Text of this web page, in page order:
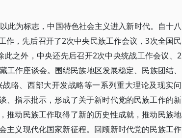
此为标志，中国特色社会主义进入新时代。自十八
作，先后召开了2次中央民族工作会议，3次全国民
之外，中央还先后召开2次中央统战工作会议、2
作座谈会。围绕民族地区发展稳定、民族团结、
略、西部大开发战略等一系列重大理论及现实问
、指示批示，形成了关于新时代党的民族工作的新
推动民族工作取得了新的历史性成就，推动民族地
主义现代化国家新征程。回顾新时代党的民族工作